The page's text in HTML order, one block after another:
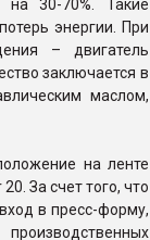
на 30-70%. Такие
энергии. При
– двигатель
заключается в
маслом,
на ленте
За счет того, что
в пресс-форму,